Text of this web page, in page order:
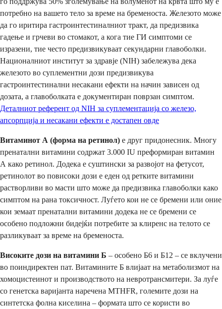
потребно на вашето тело за време на бременоста. Железото може
да го иритира гастроинтестиналниот тракт, да предизвика
гадење и грчеви во стомакот, а кога тие ГИ симптоми се
изразени, тие често предизвикуваат секундарни главоболки.
Националниот институт за здравје (NIH) забележува дека
железото во суплементни дози предизвикува
гастроинтестинални несакани ефекти на начин зависен од
дозата, а главоболката е документиран поврзан симптом.
Деталниот референт од NIH за суплементација со железо,
апсорпција и несакани ефекти е достапен овде
Витаминот А (форма на ретинол) е друг придонесник. Многу
пренатални витамини содржат 3.000 IU преформиран витамин
А како ретинол. Додека е суштински за развојот на фетусот,
ретинолот во повисоки дози е еден од ретките витамини
растворливи во масти што може да предизвика главоболки како
симптом на рана токсичност. Луѓето кои не се бремени или оние
кои земаат пренатални витамини додека не се бремени се
особено подложни бидејќи потребите за клиренс на телото се
разликуваат за време на бременоста.
Високите дози на витамини Б – особено Б6 и Б12 – се вклучени
во поиндиректен пат. Витамините Б влијаат на метаболизмот на
хомоцистеинот и производството на невротрансмитери. За луѓе
со генетска варијанта наречена MTHFR, големите дози на
синтетска фолна киселина – формата што се користи во